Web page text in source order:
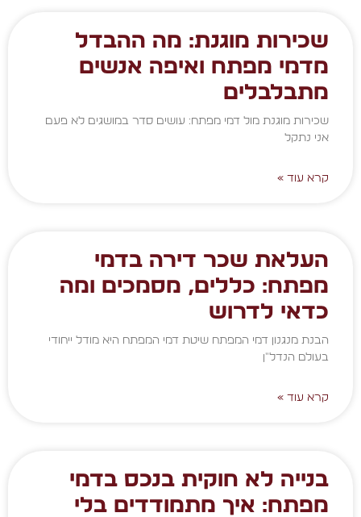
שכירות מוגנת: מה ההבדל
מדמי מפתח ואיפה אנשים
מתבלבלים
שכירות מוגנת מול דמי מפתח: עושים סדר במושגים לא פעם
אני נתקל
קרא עוד »
העלאת שכר דירה בדמי
מפתח: כללים, מסמכים ומה
כדאי לדרוש
הבנת מנגנון דמי המפתח שיטת דמי המפתח היא מודל ייחודי
בעולם הנדל"ן
קרא עוד »
בנייה לא חוקית בנכס בדמי
מפתח: איך מתמודדים בלי